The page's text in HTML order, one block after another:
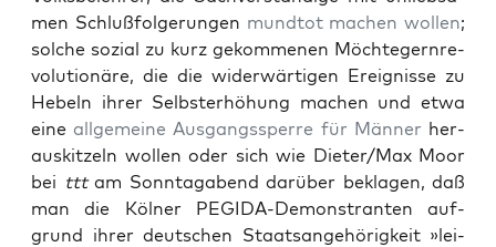
men Schluß­fol­ge­run­gen mund­tot machen wol­len;
sol­che sozi­al zu kurz gekom­me­nen Möch­te­gern­re­
vo­lu­tio­nä­re, die die wider­wär­ti­gen Ereig­nis­se zu
Hebeln ihrer Selbst­er­hö­hung machen und etwa
eine all­ge­mei­ne Aus­gangs­sper­re für Män­ner her­
aus­kit­zeln wol­len oder sich wie Dieter/Max Moor
bei tttam Sonn­tag­abend dar­über bekla­gen, daß
man die Köl­ner PEGI­DA-Demons­tran­ten auf­
grund ihrer deut­schen Staats­an­ge­hö­rig­keit »lei­